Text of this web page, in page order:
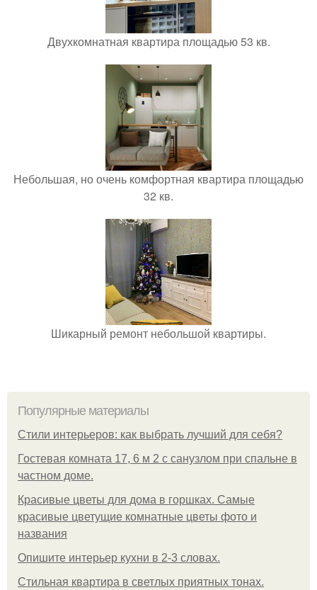
Двухкомнатная квартира площадью 53 кв.
Небольшая, но очень комфортная квартира площадью
32 кв.
Шикарный ремонт небольшой квартиры.
Популярные материалы
Стили интерьеров: как выбрать лучший для себя?
Гостевая комната 17, 6 м 2 с санузлом при спальне в
частном доме.
Красивые цветы для дома в горшках. Самые
красивые цветущие комнатные цветы фото и
названия
Опишите интерьер кухни в 2-3 словах.
Стильная квартира в светлых приятных тонах.